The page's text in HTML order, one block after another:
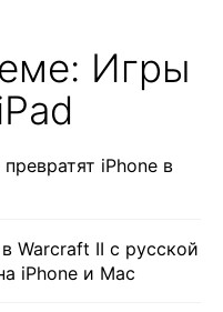
Игры
iPhone в
Warcraft II с русской
iPhone и Mac